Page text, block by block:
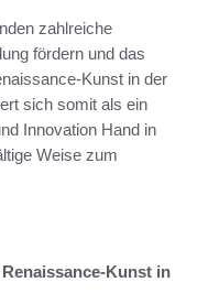
zahlreiche
fördern und das
Kunst in der
sich somit als ein
Innovation Hand in
Weise zum
Kunst in